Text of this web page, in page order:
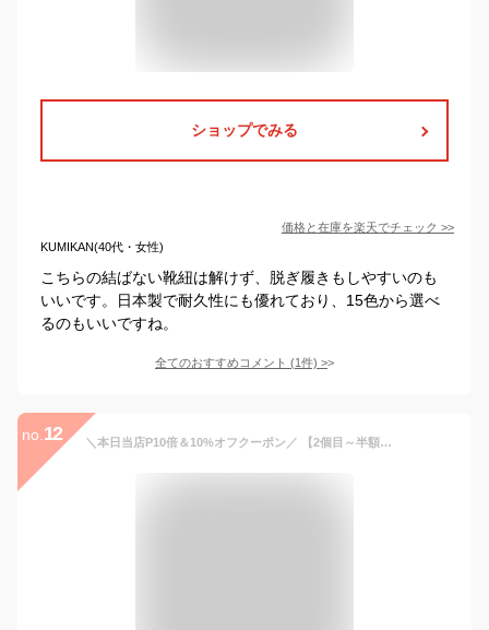
ショップでみる
価格と在庫を楽天でチェック >>
KUMIKAN(40代・女性)
こちらの結ばない靴紐は解けず、脱ぎ履きもしやすいのも
いいです。日本製で耐久性にも優れており、15色から選べ
るのもいいですね。
全てのおすすめコメント (1件) >
no. 12 ＼本日当店P10倍＆10%オフクーポン／ 【2個目～半額！】 靴紐 おしゃれ 結ばない 靴ひも 子供 金具 スニーカー ランニングシューズ 紐 ゴム 伸びる シューレース ほどけない くつひも 伸縮 結ばない方法 ポイント消化 送料無料 30日保証